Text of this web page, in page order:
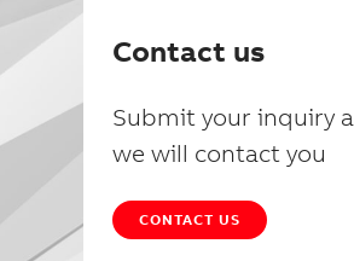
Contact us
Submit your inquiry
we will contact you
CONTACT US